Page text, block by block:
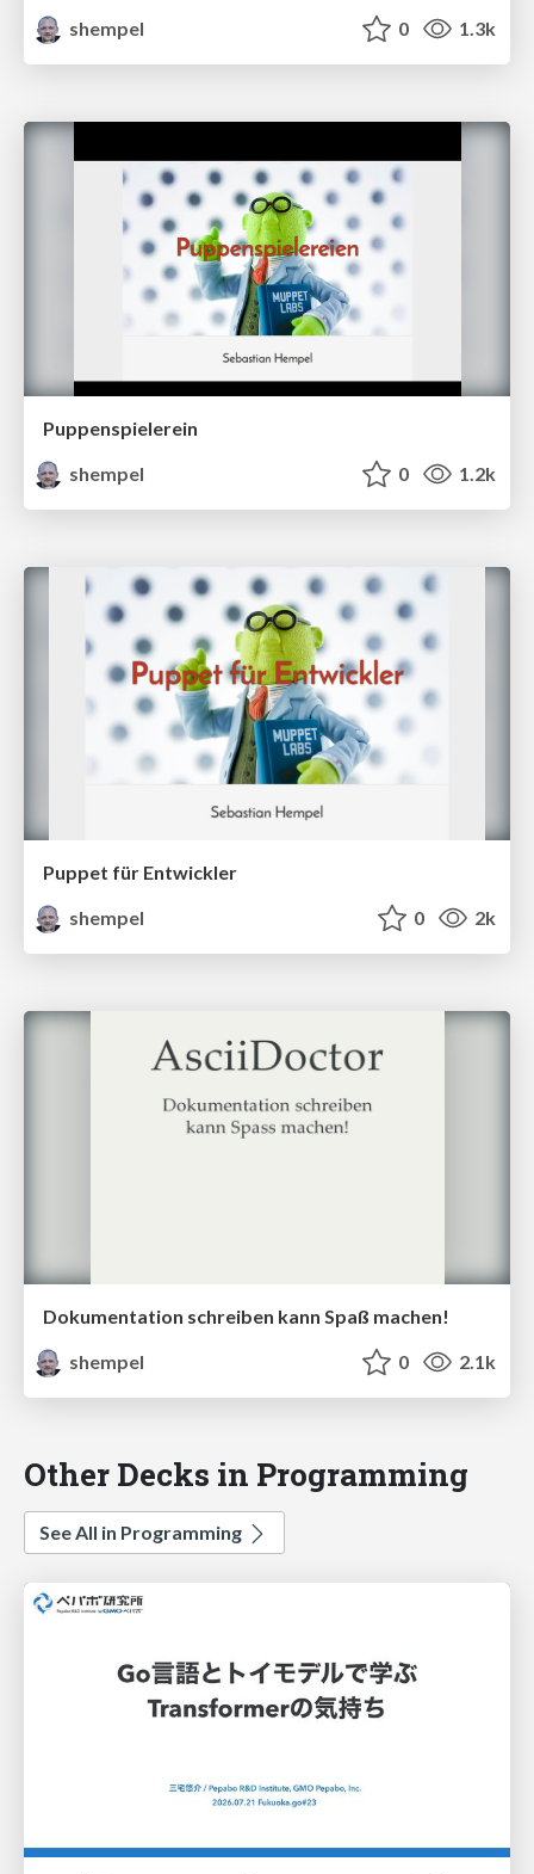
shempel 0 1.3k
Puppenspielerein
shempel
0 1.2k
Puppet für Entwickler
shempel
0 2k
Dokumentation schreiben kann Spaß machen!
shempel
0 2.1k
Other Decks in Programming
See All in Programming